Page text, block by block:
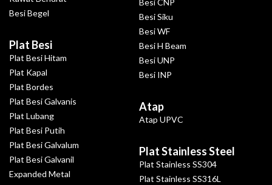
Besi Begel
Plat Besi
Plat Besi Hitam
Plat Kapal
Plat Bordes
Plat Besi Galvanis
Plat Lubang
Plat Besi Putih
Plat Besi Galvalum
Plat Besi Galvanil
Expanded Metal
Besi CNP
Besi Siku
Besi WF
Besi H Beam
Besi UNP
Besi INP
Atap
Atap UPVC
Plat Stainless Steel
Plat Stainless SS304
Plat Stainless SS316L